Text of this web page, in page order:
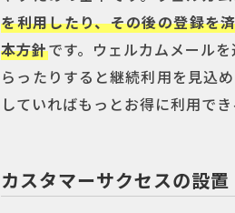
を利用したり、その後の登録を
本方針です。ウェルカムメール
らったりすると継続利用を見込
していればもっとお得に利用で
カスタマーサクセスの設置